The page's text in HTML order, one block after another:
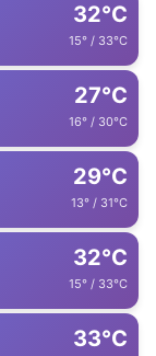
32°C
15° / 33°C
27°C
16° / 30°C
29°C
13° / 31°C
32°C
15° / 33°C
33°C